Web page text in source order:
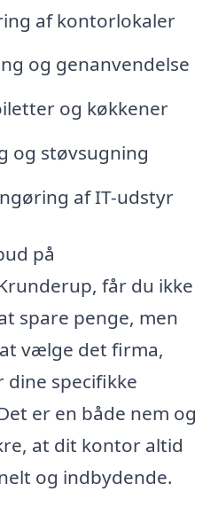
af kontorlokaler
og genanvendelse
og køkkener
og støvsugning
af IT-udstyr
på
får du ikke
spare penge, men
vælge det firma,
dine specifikke
er en både nem og
at dit kontor altid
og indbydende.